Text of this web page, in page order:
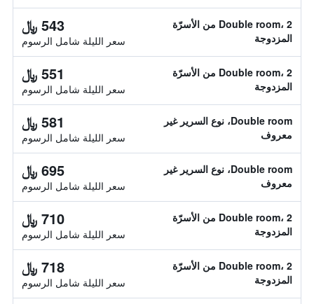
Double room، 2 من الأسرّة
المزدوجة
543 ﷼
سعر الليلة شامل الرسوم
Double room، 2 من الأسرّة
المزدوجة
551 ﷼
سعر الليلة شامل الرسوم
Double room، نوع السرير غير
معروف
581 ﷼
سعر الليلة شامل الرسوم
Double room، نوع السرير غير
معروف
695 ﷼
سعر الليلة شامل الرسوم
Double room، 2 من الأسرّة
المزدوجة
710 ﷼
سعر الليلة شامل الرسوم
Double room، 2 من الأسرّة
المزدوجة
718 ﷼
سعر الليلة شامل الرسوم